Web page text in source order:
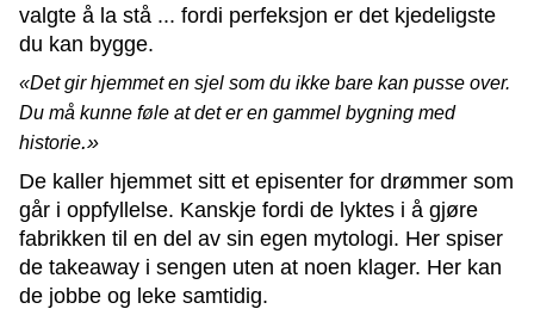
valgte å la stå ... fordi perfeksjon er det kjedeligste
du kan bygge.
«Det gir hjemmet en sjel som du ikke bare kan pusse over.
Du må kunne føle at det er en gammel bygning med
historie.»
De kaller hjemmet sitt et episenter for drømmer som
går i oppfyllelse. Kanskje fordi de lyktes i å gjøre
fabrikken til en del av sin egen mytologi. Her spiser
de takeaway i sengen uten at noen klager. Her kan
de jobbe og leke samtidig.